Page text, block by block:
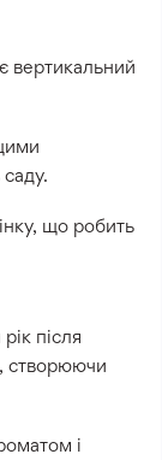
вертикальний
що робить
після
створюючи
і